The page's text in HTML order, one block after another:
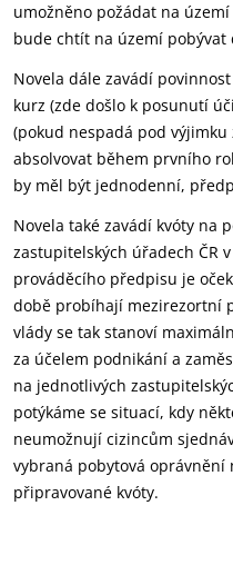
umožněno požádat na
bude chtít na území pobývat
Novela dále zavádí
kurz (zde došlo k posunutí
(pokud nespadá pod
absolvovat během prvního
by měl být jednodenní,
Novela také zavádí kvóty na
zastupitelských úřadech ČR
prováděcího předpisu je
době probíhají mezirezortní
vlády se tak stanoví
za účelem podnikání a
na jednotlivých
potýkáme se situací, kdy
neumožnují cizincům
vybraná pobytová oprávnění
připravované kvóty.